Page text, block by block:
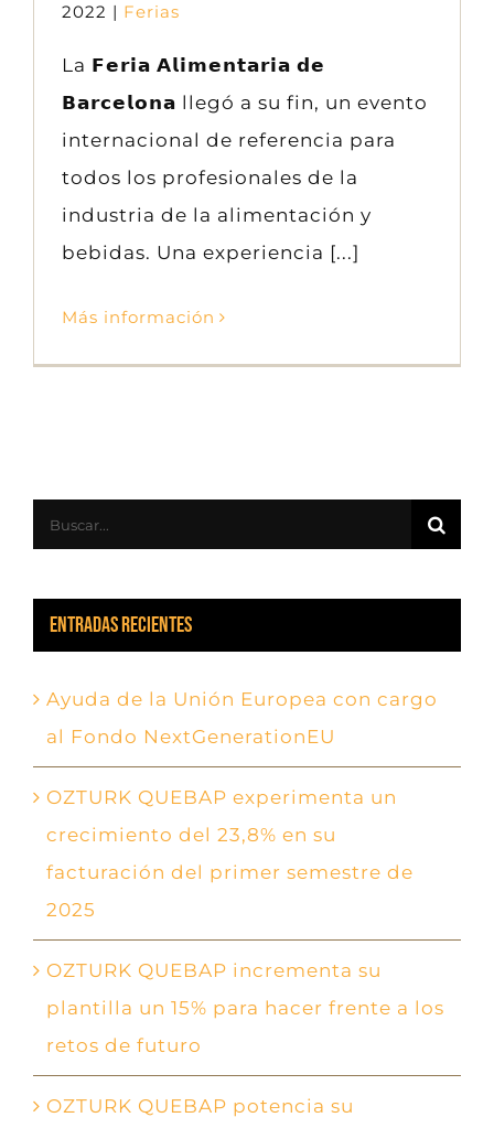
2022 | Ferias
La 𝗙𝗲𝗿𝗶𝗮 𝗔𝗹𝗶𝗺𝗲𝗻𝘁𝗮𝗿𝗶𝗮 𝗱𝗲
𝗕𝗮𝗿𝗰𝗲𝗹𝗼𝗻𝗮 llegó a su fin, un evento
internacional de referencia para
todos los profesionales de la
industria de la alimentación y
bebidas. Una experiencia [...]
Más información
Buscar:
Entradas recientes
Ayuda de la Unión Europea con cargo
al Fondo NextGenerationEU
OZTURK QUEBAP experimenta un
crecimiento del 23,8% en su
facturación del primer semestre de
2025
OZTURK QUEBAP incrementa su
plantilla un 15% para hacer frente a los
retos de futuro
OZTURK QUEBAP potencia su